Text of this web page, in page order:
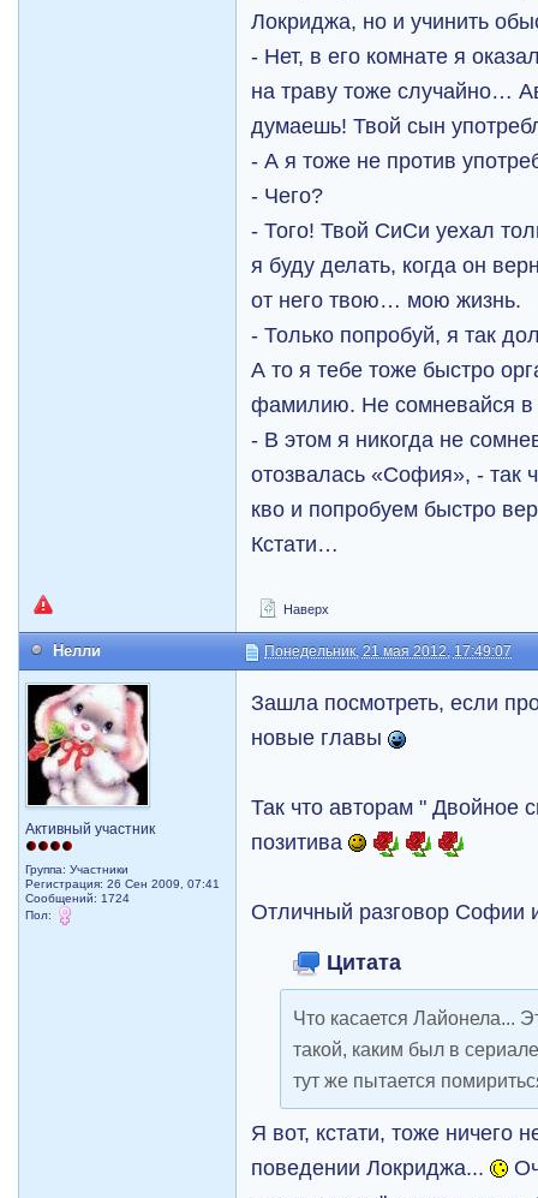
Локриджа, но и учинить
- Нет, в его комнате я
на траву тоже случайно…
думаешь! Твой сын
- А я тоже не против
- Чего?
- Того! Твой СиСи уехал
я буду делать, когда он
от него твою… мою жизнь.
- Только попробуй, я так
А то я тебе тоже быстро
фамилию. Не сомневайся в
- В этом я никогда не
отозвалась «София», - так
кво и попробуем быстро
Кстати…
Наверх
Нелли Понедельник, 21 мая 2012, 17:49:07
Активный участник
Группа: Участники
Регистрация: 26 Сен 2009, 07:41
Сообщений: 1724
Пол:
Зашла посмотреть, если
новые главы
Так что авторам " Двойное
позитива
Отличный разговор Софии
Цитата
Что касается Лайонела...
такой, каким был в
тут же пытается
Я вот, кстати, тоже ничего
поведении Локриджа...